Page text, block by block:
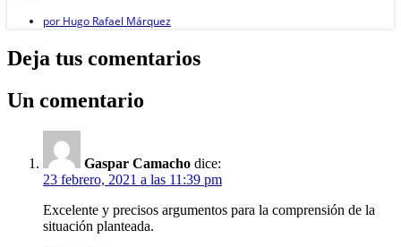
por Hugo Rafael Márquez
Deja tus comentarios
Un comentario
Gaspar Camacho dice:
23 febrero, 2021 a las 11:39 pm
Excelente y precisos argumentos para la comprensión de la
situación planteada.